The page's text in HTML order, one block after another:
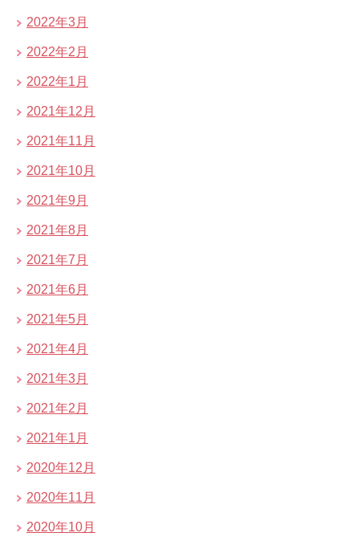
2022年3月
2022年2月
2022年1月
2021年12月
2021年11月
2021年10月
2021年9月
2021年8月
2021年7月
2021年6月
2021年5月
2021年4月
2021年3月
2021年2月
2021年1月
2020年12月
2020年11月
2020年10月